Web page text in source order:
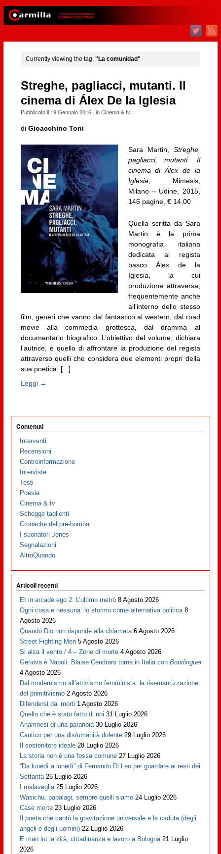
Currently viewing the tag: "La comunidad"
Streghe, pagliacci, mutanti. Il
cinema di Álex De la Iglesia
Pubblicato il 19 Gennaio 2016· inCinema & tv·
di Gioacchino Toni
Sara Martin, Streghe,
pagliacci, mutanti. Il
cinema di Álex de la
Iglesia, Mimesis,
Milano – Udine, 2015,
146 pagine, € 14,00
Quella scritta da Sara
Martin è la prima
monografia italiana
dedicata al regista
basco Álex de la
Iglesia, la cui
produzione attraversa,
frequentemente anche
all’interno dello stesso
film, generi che vanno dal fantastico al western, dal road
movie alla commedia grottesca, dal dramma al
documentario biografico. L’obiettivo del volume, dichiara
l’autrice, è quello di affrontare la produzione del regista
attraverso quelli che considera due elementi propri della
sua poetica: [...]
Leggi →
Contenuti
Interventi
Recensioni
Controinformazione
Interviste
Testi
Poesia
Cinema & tv
Schegge taglienti
Cronache del pre-bomba
I suonatori Jones
Segnalazioni
AltroQuando
Articoli recenti
Et in arcade ego 2: L’ultimo metrò 8 Agosto 2026
Ogni cosa e nessuna: lo stormo come alternativa politica 8
Agosto 2026
Quando Dio non risponde alla chiamata 6 Agosto 2026
Street Fighting Men 5 Agosto 2026
Si alza il vento / 4 – Zone di morte 4 Agosto 2026
Genova è Napoli: Blaise Cendrars torna in Italia conBourlinguer
4 Agosto 2026
Dal modernismo all’attivismo femminista: la risemantizzazione
del primitivismo 2 Agosto 2026
Difendersi dai morti 1 Agosto 2026
Quello che è stato fatto di noi 31 Luglio 2026
Anamnesi di una paranoia 30 Luglio 2026
Cantico per una dis/umanità dolente 29 Luglio 2026
Il sostenitore ideale 28 Luglio 2026
La storia non è una fossa comune 27 Luglio 2026
“Da lunedì a lunedì” di Fernando Di Leo per guardare ai resti dei
Settanta 26 Luglio 2026
I malaveglia 25 Luglio 2026
Wasichu, papalagi, sempre quelli siamo 24 Luglio 2026
Case morte 23 Luglio 2026
Il poeta che cantò la gravitazione universale e la caduta (degli
angeli e degli uomini) 22 Luglio 2026
E man int la zità, cittadinanza e lavoro a Bologna 21 Luglio
2026